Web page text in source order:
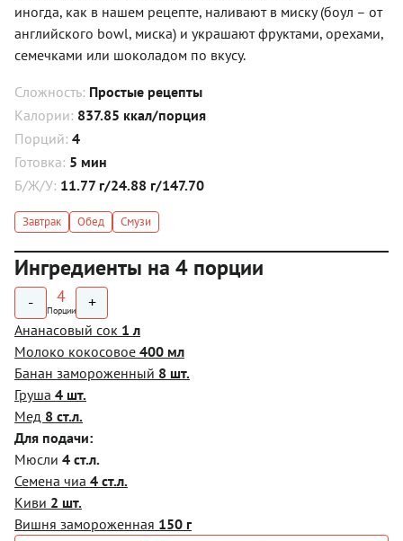
иногда, как в нашем рецепте, наливают в миску (боул – от
английского bowl, миска) и украшают фруктами, орехами,
семечками или шоколадом по вкусу.
Сложность: Простые рецепты
Калории: 837.85 ккал/порция
Порций: 4
Готовка: 5 мин
Б/Ж/У: 11.77 г/24.88 г/147.70
Завтрак Обед Смузи
Ингредиенты на 4 порции
- 4
Порции +
Ананасовый сок 1 л
Молоко кокосовое 400 мл
Банан замороженный 8 шт.
Груша 4 шт.
Мед 8 ст.л.
Для подачи:
Мюсли 4 ст.л.
Семена чиа 4 ст.л.
Киви 2 шт.
Вишня замороженная 150 г